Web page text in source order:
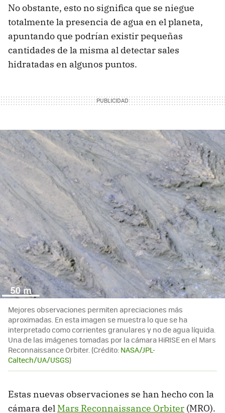
No obstante, esto no significa que se niegue
totalmente la presencia de agua en el planeta,
apuntando que podrían existir pequeñas
cantidades de la misma al detectar sales
hidratadas en algunos puntos.
Mejores observaciones permiten apreciaciones más
aproximadas. En esta imagen se muestra lo que se ha
interpretado como corrientes granulares y no de agua líquida.
Una de las imágenes tomadas por la cámara HiRISE en el Mars
Reconnaissance Orbiter. (Crédito: NASA/JPL-
Caltech/UA/USGS)
Estas nuevas observaciones se han hecho con la
cámara del Mars Reconnaissance Orbiter (MRO).